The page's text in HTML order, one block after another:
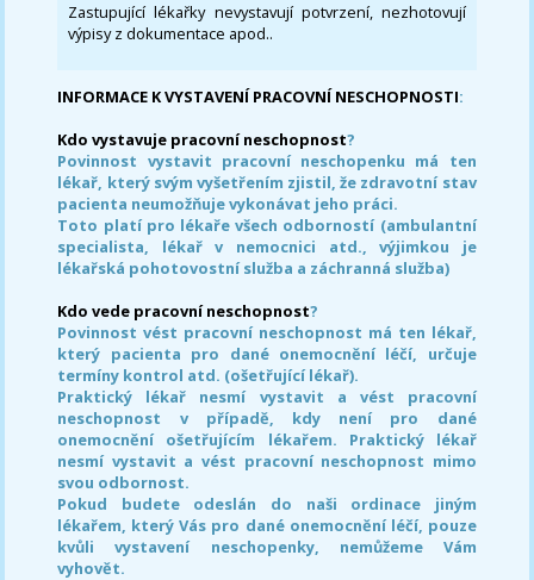
Zastupující lékařky nevystavují potvrzení, nezhotovují
výpisy z dokumentace apod..
INFORMACE K VYSTAVENÍ PRACOVNÍ NESCHOPNOSTI:
Kdo vystavuje pracovní neschopnost?
Povinnost vystavit pracovní neschopenku má ten
lékař, který svým vyšetřením zjistil, že zdravotní stav
pacienta neumožňuje vykonávat jeho práci.
Toto platí pro lékaře všech odborností (ambulantní
specialista, lékař v nemocnici atd., výjimkou je
lékařská pohotovostní služba a záchranná služba)
Kdo vede pracovní neschopnost?
Povinnost vést pracovní neschopnost má ten lékař,
který pacienta pro dané onemocnění léčí, určuje
termíny kontrol atd. (ošetřující lékař).
Praktický lékař nesmí vystavit a vést pracovní
neschopnost v případě, kdy není pro dané
onemocnění ošetřujícím lékařem. Praktický lékař
nesmí vystavit a vést pracovní neschopnost mimo
svou odbornost.
Pokud budete odeslán do naši ordinace jiným
lékařem, který Vás pro dané onemocnění léčí, pouze
kvůli vystavení neschopenky, nemůžeme Vám
vyhovět.